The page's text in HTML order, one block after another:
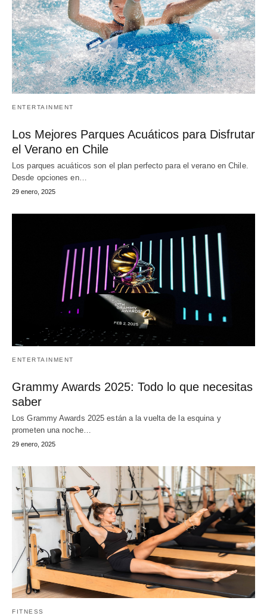
ENTERTAINMENT
Los Mejores Parques Acuáticos para Disfrutar
el Verano en Chile
Los parques acuáticos son el plan perfecto para el verano en Chile.
Desde opciones en…
29 enero, 2025
ENTERTAINMENT
Grammy Awards 2025: Todo lo que necesitas
saber
Los Grammy Awards 2025 están a la vuelta de la esquina y
prometen una noche…
29 enero, 2025
FITNESS